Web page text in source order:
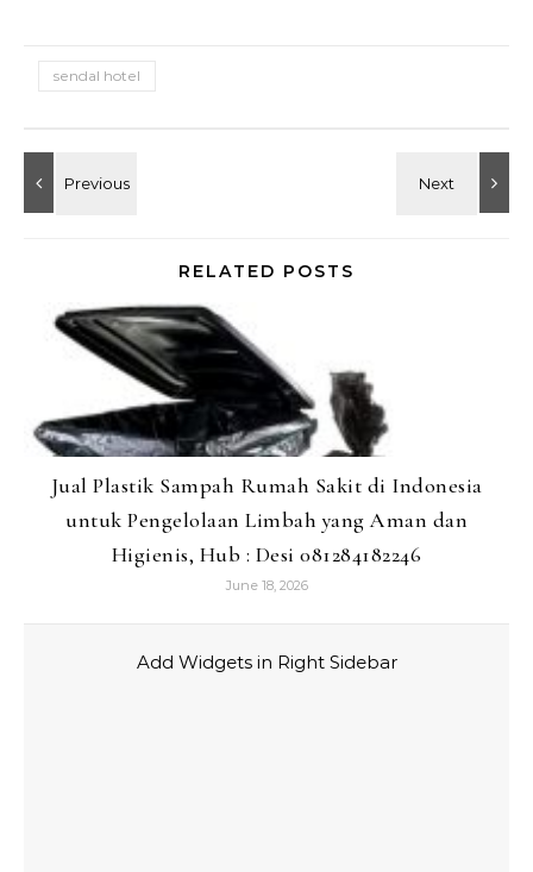
sendal hotel
RELATED POSTS
Jual Plastik Sampah Rumah Sakit di Indonesia
untuk Pengelolaan Limbah yang Aman dan
Higienis, Hub : Desi 081284182246
June 18, 2026
Add Widgets in Right Sidebar